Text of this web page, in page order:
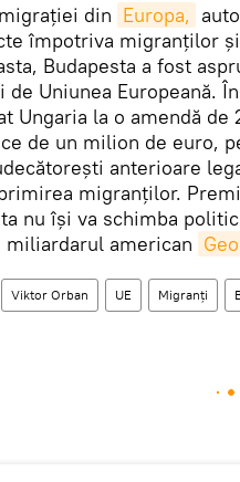
din Europa,
împotriva migranților
Budapesta a fost
de Uniunea Europeană.
Ungaria la o amendă
de un milion de euro,
anterioare
migranților.
nu își va schimba
miliardarul american
Viktor Orban UE Migranți